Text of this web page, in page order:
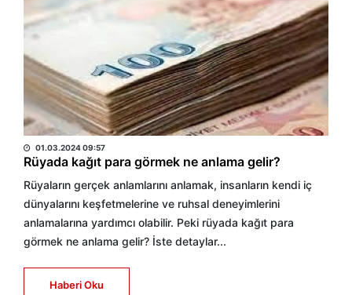
HABER MERKEZİ
01.03.2024 09:57
Rüyada kağıt para görmek ne anlama gelir?
Rüyaların gerçek anlamlarını anlamak, insanların kendi iç
dünyalarını keşfetmelerine ve ruhsal deneyimlerini
anlamalarına yardımcı olabilir. Peki rüyada kağıt para
görmek ne anlama gelir? İste detaylar...
Haberi Oku